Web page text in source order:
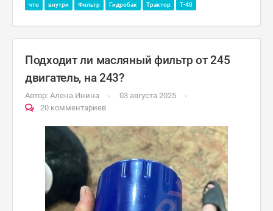
что внутри Фильтр Гидробак Трактор Т-40
Подходит ли масляный фильтр от 245
двигатель, на 243?
Автор: Алена Инина
03 августа 2025
20 комментариев